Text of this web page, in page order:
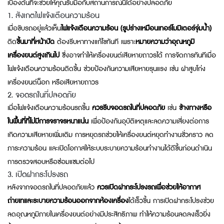
เบื้องต้นที่จะช่วยให้คุณรับมือกับสถานการณ์นี้ได้อย่างปลอดภัย
1. สังเกตไฟแจ้งเตือนความร้อน
เมื่อขับรถอยู่แล้วเห็นไฟแจ้งเตือนความร้อน (รูปร่างเหมือนเทอร์โมมิเตอร์จุ่มน้ำ)
ติดขึ้นมาที่หน้าปัด ต้องรีบหาทางแก้ไขทันที เพราะหมายความว่าอุณหภูมิ
เครื่องยนต์สูงเกินไปซึ่งอาจทำให้เครื่องยนต์เสียหายถาวรได้ การจัดการทันทีเมื่อ
ไฟแจ้งเตือนความร้อนติดขึ้น ช่วยป้องกันความเสียหายรุนแรง เช่น ฝาสูบโก่ง
เครื่องยนต์น็อก หรือเสียหายถาวร
2. จอดรถในที่ปลอดภัย
เมื่อไฟแจ้งเตือนความร้อนรถขึ้น ควรรีบจอดรถในที่ปลอดภัย เช่น ข้างทางหรือ
ในพื้นที่ที่ไม่มีการจราจรหนาแน่นเพื่อป้องกันอุบัติเหตุและลดความเสี่ยงต่อการ
เกิดความเสียหายเพิ่มเติม การหยุดรถช่วยให้เครื่องยนต์หยุดทำงานชั่วคราว ลด
ภาระความร้อน และเปิดโอกาสให้ระบบระบายความร้อนทำงานได้ดีขึ้นก่อนดำเนิน
การตรวจสอบหรือซ่อมแซมต่อไป
3. เปิดฝากระโปรงรถ
หลังจากจอดรถในที่ปลอดภัยแล้ว ควรเปิดฝากระโปรงรถเพื่อช่วยให้อากาศ
ถ่ายเทและระบายความร้อนออกจากห้องเครื่องได้เร็วขึ้น การเปิดฝากระโปรงช่วย
ลดอุณหภูมิภายในเครื่องยนต์อย่างมีประสิทธิภาพ ทำให้ความร้อนลดลงเร็วยิ่ง